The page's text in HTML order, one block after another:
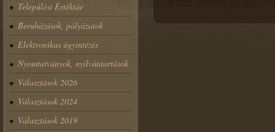
Települési Értéktár
Beruházások, pályázatok
Elektronikus ügyintézés
Nyomtatványok, nyilvántartások
Választások 2026
Választások 2024
Választások 2019